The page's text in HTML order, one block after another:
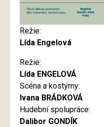
Režie:
Lída Engelová
Režie:
Lída ENGELOVÁ
Scéna a kostýmy:
Ivana BRÁDKOVÁ
Hudební spolupráce:
Dalibor GONDÍK